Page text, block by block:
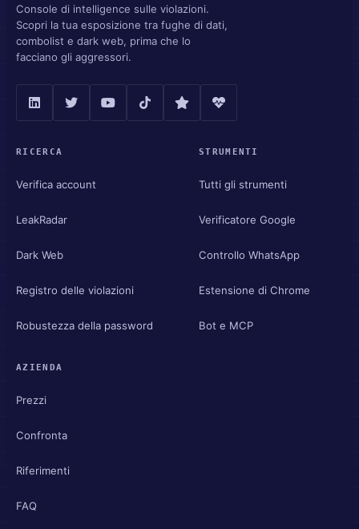
Console di intelligence sulle violazioni.
Scopri la tua esposizione tra fughe di dati,
combolist e dark web, prima che lo
facciano gli aggressori.
RICERCA
Verifica account
LeakRadar
Dark Web
Registro delle violazioni
Robustezza della password
STRUMENTI
Tutti gli strumenti
Verificatore Google
Controllo WhatsApp
Estensione di Chrome
Bot e MCP
AZIENDA
Prezzi
Confronta
Riferimenti
FAQ